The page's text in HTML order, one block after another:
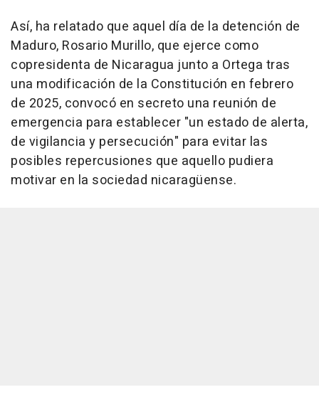
Así, ha relatado que aquel día de la detención de
Maduro, Rosario Murillo, que ejerce como
copresidenta de Nicaragua junto a Ortega tras
una modificación de la Constitución en febrero
de 2025, convocó en secreto una reunión de
emergencia para establecer "un estado de alerta,
de vigilancia y persecución" para evitar las
posibles repercusiones que aquello pudiera
motivar en la sociedad nicaragüense.